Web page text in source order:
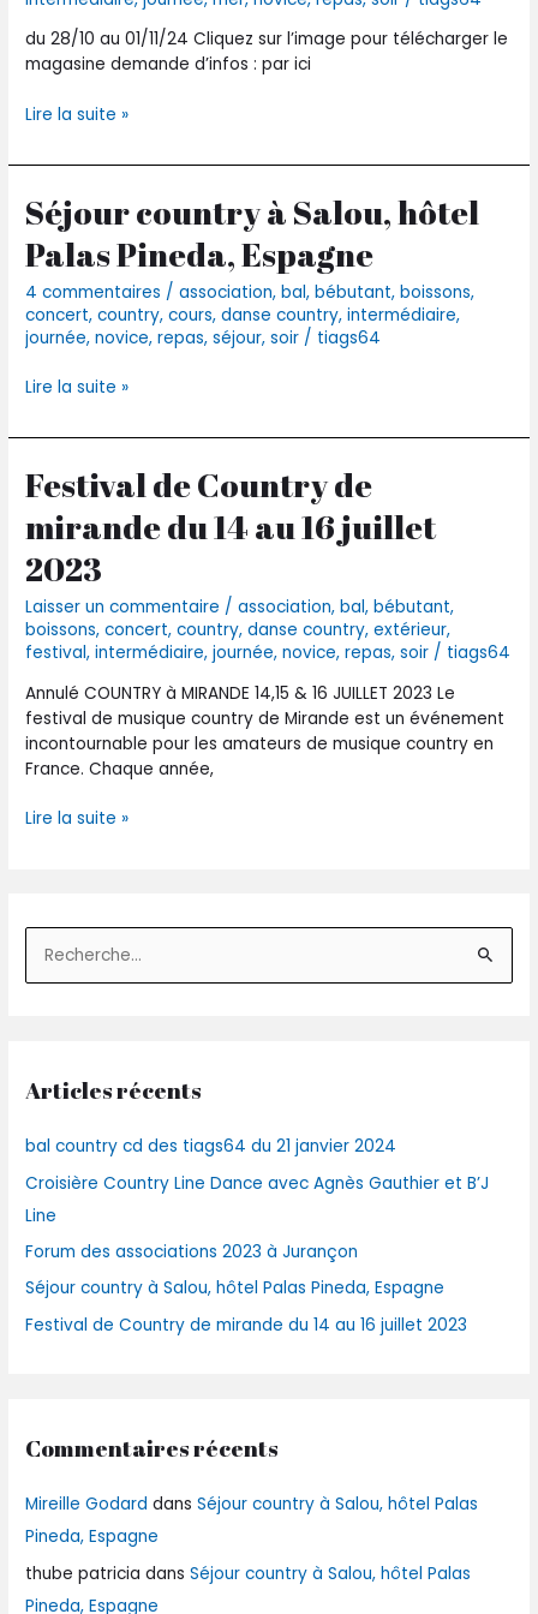
du 28/10 au 01/11/24 Cliquez sur l’image pour télécharger le
magasine demande d’infos : par ici
et
B’J
Lire la suite »
Séjour country à Salou, hôtel
Palas Pineda, Espagne
4 commentaires /association,bal,bébutant,boissons,
concert,country,cours,danse country,intermédiaire,
journée,novice,repas,séjour,soir / tiags64
Séjour
country
à
hôtel
Palas
Pineda,
Espagne
Lire la suite »
Festival de Country de
mirande du 14 au 16 juillet
2023
Laisser un commentaire /association,bal,bébutant,
boissons,concert,country,danse country,extérieur,
festival,intermédiaire,journée,novice,repas,soir / tiags64
Annulé COUNTRY à MIRANDE 14,15 & 16 JUILLET 2023 Le
festival de musique country de Mirande est un événement
incontournable pour les amateurs de musique country en
France. Chaque année,
Festival
de
Country
mirande
du
14
au
juillet
2023
Lire la suite »
e
e
c
h
e
r
:
Articles récents
bal country cd des tiags64 du 21 janvier 2024
Croisière Country Line Dance avec Agnès Gauthier et B’J
Line
Forum des associations 2023 à Jurançon
Séjour country à Salou, hôtel Palas Pineda, Espagne
Festival de Country de mirande du 14 au 16 juillet 2023
Commentaires récents
Mireille Godard dansSéjour country à Salou, hôtel Palas
Pineda, Espagne
thube patricia dansSéjour country à Salou, hôtel Palas
Pineda, Espagne